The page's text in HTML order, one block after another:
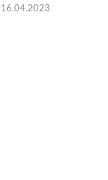
16.04.2023